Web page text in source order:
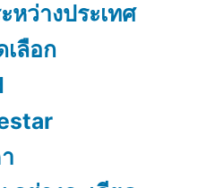
หว่างประเทศ
ลือก